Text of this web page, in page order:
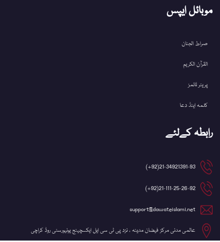
موبائل ایپس
صراط الجنان
القرآن الکریم
پریئر ٹائمز
کلمہ اینڈ دعا
رابطہ کےلئے
21-34921391-93(92+)
21-111-25-26-92(92+)
support@dawateislami.net
عالمی مدنی مرکز فیضان مدینہ ، نزد پی ٹی سی ایل ایکسچینج یونیورسٹی روڈ کراچی